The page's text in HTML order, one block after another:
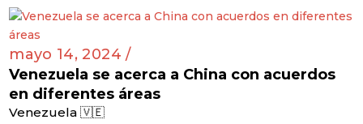
mayo 14, 2024 /
Venezuela se acerca a China con acuerdos
en diferentes áreas
Venezuela 🇻🇪